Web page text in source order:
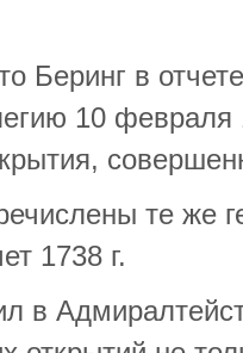
Беринг в
10
те же
1738 г.
в